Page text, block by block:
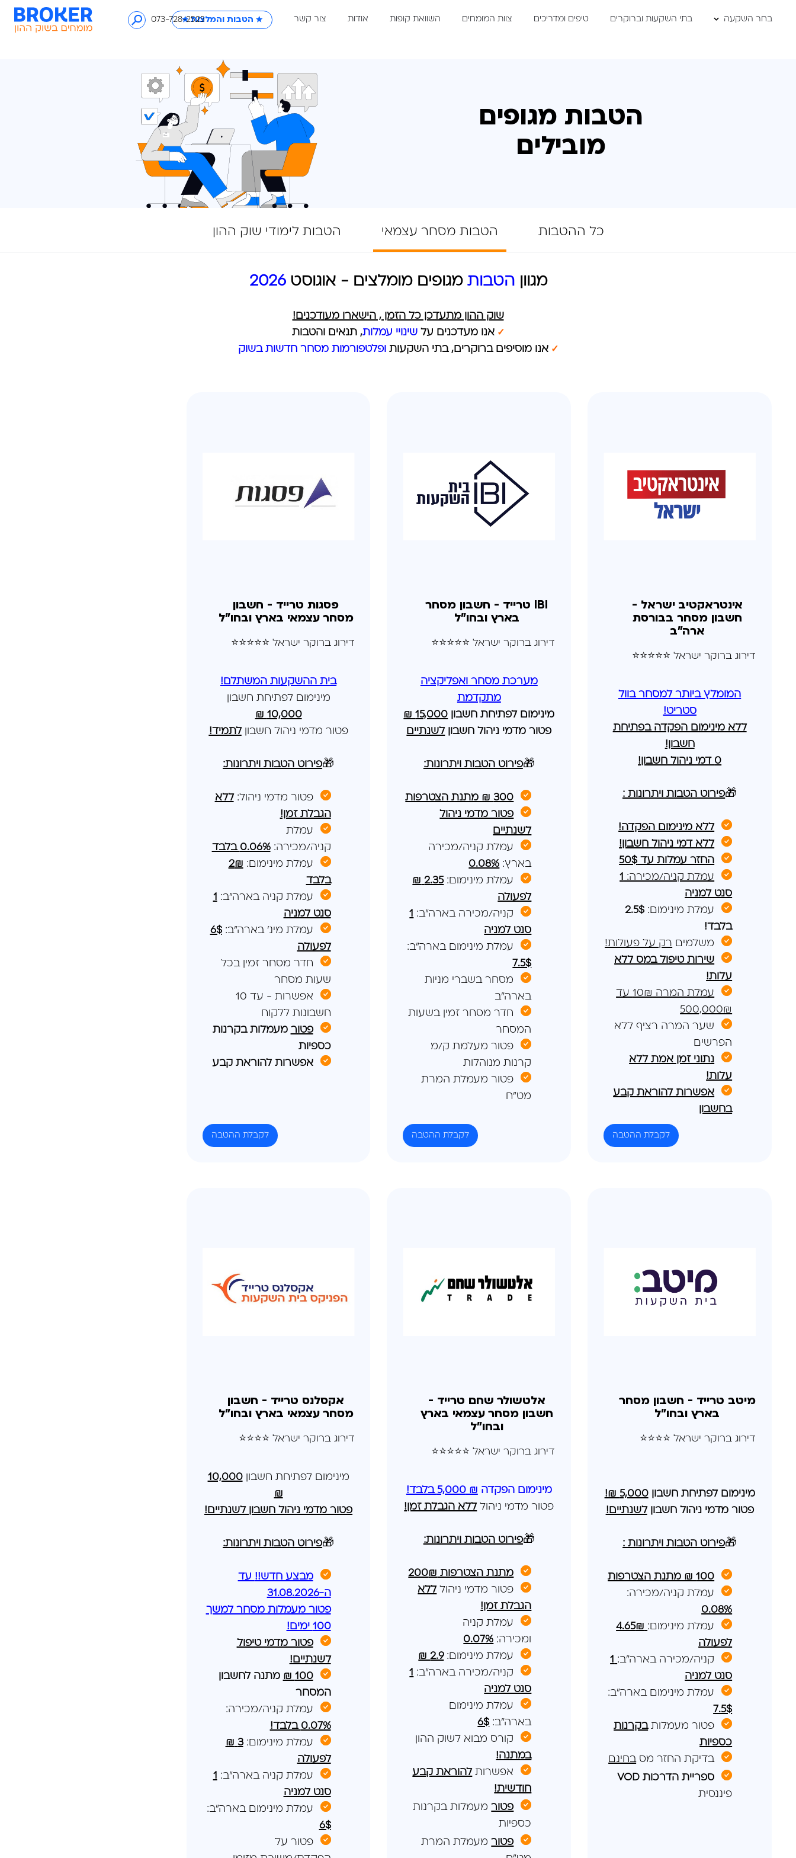
טיפים ומדריכים צוות המומחים השוואת קופות אודות צור קשר ★ הטבות והמלצות ★073-728-2525
הטבות מגופים
מובילים
כל ההטבות הטבות מסחר עצמאי הטבות לימודי שוק ההון
מגווןהטבות מגופים מומלצים - אוגוסט2026
שוק ההון מתעדכן כל הזמן , הישארו מעודכנים!
✓ אנו מעדכנים עלשינויי עמלות, תנאים והטבות
✓ אנו מוסיפים ברוקרים, בתי השקעות ופלטפורמות מסחר חדשות בשוק
אינטראקטיב ישראל -
חשבון מסחר בבורסת
ארה"ב
דירוג ברוקר ישראל ⭐⭐⭐⭐⭐
המומלץ ביותר למסחר בוול
סטריט!
ללא מינימום הפקדה בפתיחת
חשבון!
0 דמי ניהול חשבון!
🎁פירוט הטבות ויתרונות :
ללא מינימום הפקדה!
ללא דמי ניהול חשבון!
החזר עמלות עד 50$
עמלת קניה/מכירה: 1
סנט למניה
עמלת מינימום: 2.5$
בלבד!
משלמים רק על פעולות!
שירות טיפול במס ללא
עלות!
עמלת המרה 10₪ עד
500,000₪
שער המרה רציף ללא
הפרשים
נתוני זמן אמת ללא
עלות!
אפשרות להוראת קבע
בחשבון
IBI טרייד - חשבון מסחר
בארץ ובחו"ל
דירוג ברוקר ישראל ⭐⭐⭐⭐⭐
מערכת מסחר ואפליקציה
מתקדמת
מינימום לפתיחת חשבון 15,000 ₪
פטור מדמי ניהול חשבון לשנתיים
🎁פירוט הטבות ויתרונות:
300 ₪ מתנת הצטרפות
פטור מדמי ניהול
לשנתיים
עמלת קניה/מכירה
בארץ: 0.08%
עמלת מינימום:2.35
₪
לפעולה
קניה/מכירה בארה"ב: 1
סנט למניה
עמלת מינימום בארה"ב:
7.5$
מסחר בשברי מניות
בארה"ב
חדר מסחר זמין בשעות
המסחר
פטור מעלמת ק/מ
קרנות מנוהלות
פטור מעמלת המרת
מט"ח
פסגות טרייד - חשבון
מסחר עצמאי בארץ ובחו"ל
דירוג ברוקר ישראל ⭐⭐⭐⭐⭐
בית ההשקעות המשתלם!
מינימום לפתיחת חשבון
10,000 ₪
פטור מדמי ניהול חשבוןלתמיד!
🎁פירוט הטבות ויתרונות:
פטור מדמי ניהול:ללא
הגבלת זמן!
עמלת
קניה/מכירה:0.06% בלבד
עמלת מינימום:
2₪
בלבד
עמלת קניה בארה"ב: 1
סנט למניה
עמלת מינ' בארה"ב:6$
לפעולה
חדר מסחר זמין בכל
שעות מסחר
אפשרות - עד 10
חשבונות ללקוח
פטור מעמלות בקרנות
כספיות
אפשרות להוראת קבע
מיטב טרייד - חשבון מסחר
בארץ ובחו"ל
דירוג ברוקר ישראל ⭐⭐⭐⭐
מינימום לפתיחת חשבון5,000 ₪!
פטור מדמי ניהול חשבוןלשנתיים!
🎁פירוט הטבות ויתרונות :
100 ₪ מתנת הצטרפות
עמלת קניה/מכירה:
0.08%
עמלת מינימום: ₪
לפעולה
קניה/מכירה בארה"ב: 1
סנט למניה
עמלת מינימום בארה"ב:
7.5$
פטור מעמלותבקרנות
כספיות
בדיקת החזר מסבחינם
ספריית הדרכות VOD
פיננסית
אלטשולר שחם טרייד -
חשבון מסחר עצמאי בארץ
ובחו"ל
דירוג ברוקר ישראל ⭐⭐⭐⭐⭐
מינימום הפקדה ₪ 5,000 בלבד!
פטור מדמי ניהול ללא הגבלת זמן!
🎁פירוט הטבות ויתרונות:
מתנת הצטרפות 200 ₪
פטור מדמי ניהול ללא
הגבלת זמן!
עמלת קניה
ומכירה: 0.07%
עמלת מינימום:2.9 ₪
קניה/מכירה בארה"ב: 1
סנט למניה
עמלת מינימום
בארה"ב: 6$
קורס מבוא לשוק ההון
במתנה!
אפשרות להוראת קבע
חודשית!
פטורמעמלות בקרנות
כספיות
פטורמעמלת המרת
אקסלנס טרייד - חשבון
מסחר עצמאי בארץ ובחו"ל
דירוג ברוקר ישראל ⭐⭐⭐⭐
מינימום לפתיחת חשבון10,000
₪
פטור מדמי ניהול חשבון לשנתיים!
🎁פירוט הטבות ויתרונות:
מבצע חדש!! עד
ה-31.08.2026
פטור מעמלות מסחר למשך
100 ימים!
פטור מדמי טיפול
לשנתיים!
100 ₪
מתנה לחשבון
המסחר
עמלת קניה/מכירה:
0.07% בלבד!
עמלת מינימום:3
₪
לפעולה
עמלת קניה בארה"ב: 1
סנט למניה
עמלת מינימום בארה"ב:
6$
פטור על